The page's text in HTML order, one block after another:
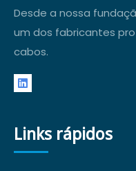
Desde a nossa
um dos fabricantes
cabos.
Links rápidos